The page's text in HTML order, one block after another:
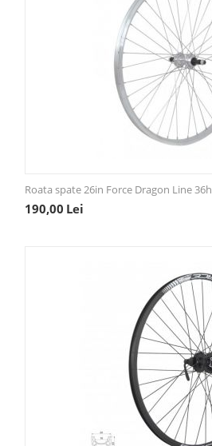
Roata spate 26in Force Dragon Line 36h
190,00 Lei